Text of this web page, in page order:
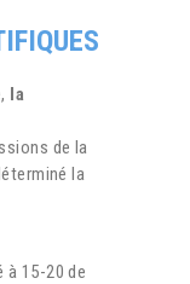
la
de la
la
15-20 de